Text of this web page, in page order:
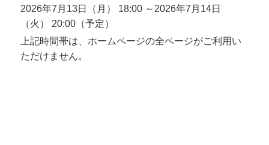
2026年7月13日（月） 18:00 ～2026年7月14日
（火） 20:00（予定）
上記時間帯は、ホームページの全ページがご利用い
ただけません。